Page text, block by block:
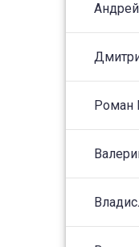
Роман